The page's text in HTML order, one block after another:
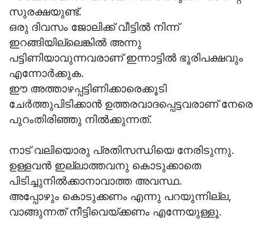
— V S Syamlal (@VSSyamlal) April 25, 2020
സുരക്ഷയുണ്ട്.
ഒരു ദിവസം ജോലിക്ക് വീട്ടില്‍ നിന്ന്
ഇറങ്ങിയില്ലെങ്കില്‍ അന്നു
പട്ടിണിയാവുന്നവരാണ് ഇന്നാട്ടില്‍ ഭൂരിപക്ഷവും
എന്നോര്‍ക്കുക.
ഈ അത്താഴപ്പട്ടിണിക്കാരെക്കൂടി
ചേര്‍ത്തുപിടിക്കാന്‍ ഉത്തരവാദപ്പെട്ടവരാണ് നേരെ
പുറംതിരിഞ്ഞു നില്‍ക്കുന്നത്.
നാട് വലിയൊരു പ്രതിസന്ധിയെ നേരിടുന്നു.
ഉള്ളവന്‍ ഇല്ലാത്തവനു കൊടുക്കാതെ
പിടിച്ചുനില്‍ക്കാനാവാത്ത അവസ്ഥ.
അപ്പോഴും കൊടുക്കണം എന്നു പറയുന്നില്ല,
വാങ്ങുന്നത് നീട്ടിവെയ്ക്കണം എന്നേയുള്ളൂ.